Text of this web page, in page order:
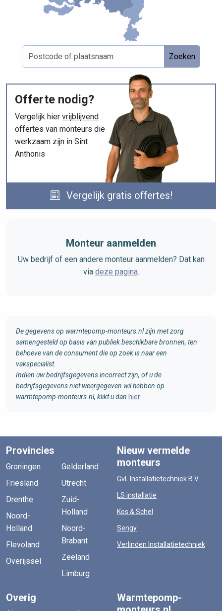
Zoeken
Offerte nodig?
Vergelijk hier vrijblijvend
offertes van monteurs die
werkzaam zijn in Sint
Anthonis
Vergelijk gratis offertes!
Monteur aanmelden
Uw bedrijf of een andere monteur aanmelden? Dat kan
via deze pagina.
De gegevens op warmtepomp-monteurs.nl zijn met zorg
samengesteld op basis van publiek beschikbare bronnen, ten
behoeve van de consument die op zoek is naar een
vakspecialist.
Indien uw bedrijfsgegevens incorrect zijn, of u de
bedrijfsgegevens niet weergegeven wil hebben op
warmtepomp-monteurs.nl, klikt u dan hier
Provincies
Groningen
Friesland
Drenthe
Noord-
Holland
Flevoland
Overijssel
Gelderland
Utrecht
Zuid-
Holland
Noord-
Brabant
Zeeland
Limburg
Nieuw vermelde
monteurs
GvL Installatietechniek B.V.
LS installatie
Kos & Schel
Sengy
Verlinden Installatietechniek
Overig
Warmtepomp-